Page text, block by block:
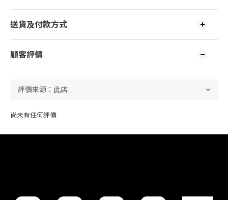
送貨及付款方式
顧客評價
尚未有任何評價